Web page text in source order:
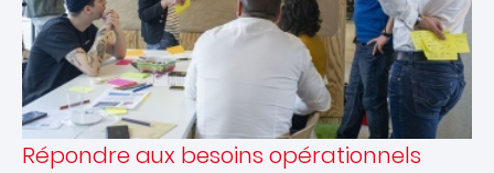
Répondre aux besoins opérationnels